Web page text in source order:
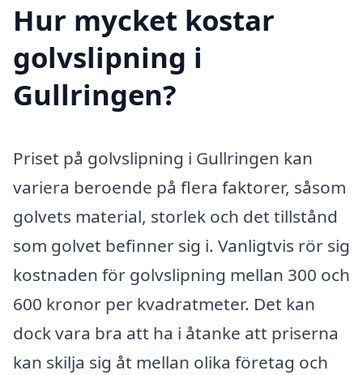
Hur mycket kostar
golvslipning i
Gullringen?
Priset på golvslipning i Gullringen kan
variera beroende på flera faktorer, såsom
golvets material, storlek och det tillstånd
som golvet befinner sig i. Vanligtvis rör sig
kostnaden för golvslipning mellan 300 och
600 kronor per kvadratmeter. Det kan
dock vara bra att ha i åtanke att priserna
kan skilja sig åt mellan olika företag och